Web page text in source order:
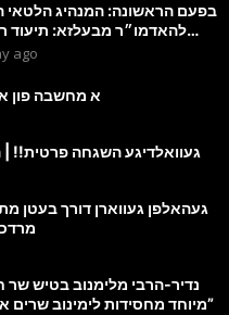
בפעם הראשונה: המנהיג הלטאי
להאדמו״ר מבעלזא: תיעוד
ago
א מחשבה פון
געוואלדיגע השגחה פרטית!! |
געהאלפן געווארן דורך בעטן
נדיר-הרבי מלימנוב בטיש שר
מיוחד מחסידות לימינוב שרים את השיר “השיבנו”